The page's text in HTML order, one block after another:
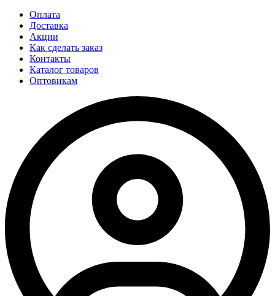
Оплата
Доставка
Акции
Как сделать заказ
Контакты
Каталог товаров
Оптовикам